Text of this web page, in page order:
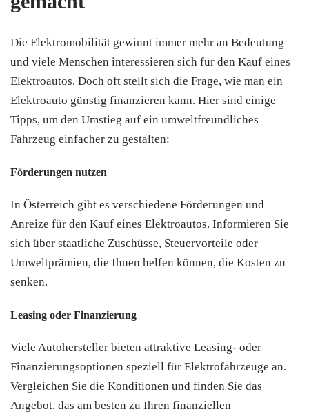
Die Elektromobilität gewinnt immer mehr an Bedeutung
und viele Menschen interessieren sich für den Kauf eines
Elektroautos. Doch oft stellt sich die Frage, wie man ein
Elektroauto günstig finanzieren kann. Hier sind einige
Tipps, um den Umstieg auf ein umweltfreundliches
Fahrzeug einfacher zu gestalten:
Förderungen nutzen
In Österreich gibt es verschiedene Förderungen und
Anreize für den Kauf eines Elektroautos. Informieren Sie
sich über staatliche Zuschüsse, Steuervorteile oder
Umweltprämien, die Ihnen helfen können, die Kosten zu
senken.
Leasing oder Finanzierung
Viele Autohersteller bieten attraktive Leasing- oder
Finanzierungsoptionen speziell für Elektrofahrzeuge an.
Vergleichen Sie die Konditionen und finden Sie das
Angebot, das am besten zu Ihren finanziellen